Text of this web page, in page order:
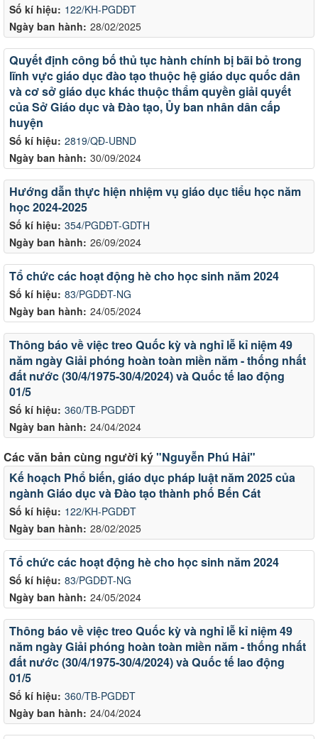
Số kí hiệu: 122/KH-PGDĐT
Ngày ban hành: 28/02/2025
Số kí hiệu: 2819/QĐ-UBND
Ngày ban hành: 30/09/2024
Quyết định công bố thủ tục hành chính bị bãi bỏ trong
lĩnh vực giáo dục đào tạo thuộc hệ giáo dục quốc dân
và cơ sở giáo dục khác thuộc thẩm quyền giải quyết
của Sở Giáo dục và Đào tạo, Ủy ban nhân dân cấp
huyện
Số kí hiệu: 354/PGDĐT-GDTH
Ngày ban hành: 26/09/2024
Hướng dẫn thực hiện nhiệm vụ giáo dục tiểu học năm
học 2024-2025
Số kí hiệu: 83/PGDĐT-NG
Ngày ban hành: 24/05/2024
Tổ chức các hoạt động hè cho học sinh năm 2024
Số kí hiệu: 360/TB-PGDĐT
Ngày ban hành: 24/04/2024
Thông báo về việc treo Quốc kỳ và nghỉ lễ kỉ niệm 49
năm ngày Giải phóng hoàn toàn miền năm - thống nhất
đất nước (30/4/1975-30/4/2024) và Quốc tế lao động
01/5
Các văn bản cùng người ký"Nguyễn Phú Hải"
Số kí hiệu: 122/KH-PGDĐT
Ngày ban hành: 28/02/2025
Kế hoạch Phổ biến, giáo dục pháp luật năm 2025 của
ngành Giáo dục và Đào tạo thành phố Bến Cát
Số kí hiệu: 83/PGDĐT-NG
Ngày ban hành: 24/05/2024
Tổ chức các hoạt động hè cho học sinh năm 2024
Số kí hiệu: 360/TB-PGDĐT
Ngày ban hành: 24/04/2024
Thông báo về việc treo Quốc kỳ và nghỉ lễ kỉ niệm 49
năm ngày Giải phóng hoàn toàn miền năm - thống nhất
đất nước (30/4/1975-30/4/2024) và Quốc tế lao động
01/5